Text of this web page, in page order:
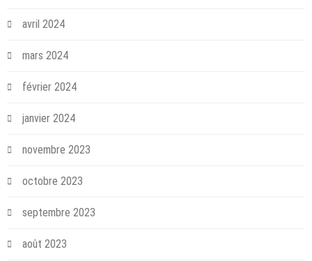
avril 2024
mars 2024
février 2024
janvier 2024
novembre 2023
octobre 2023
septembre 2023
août 2023